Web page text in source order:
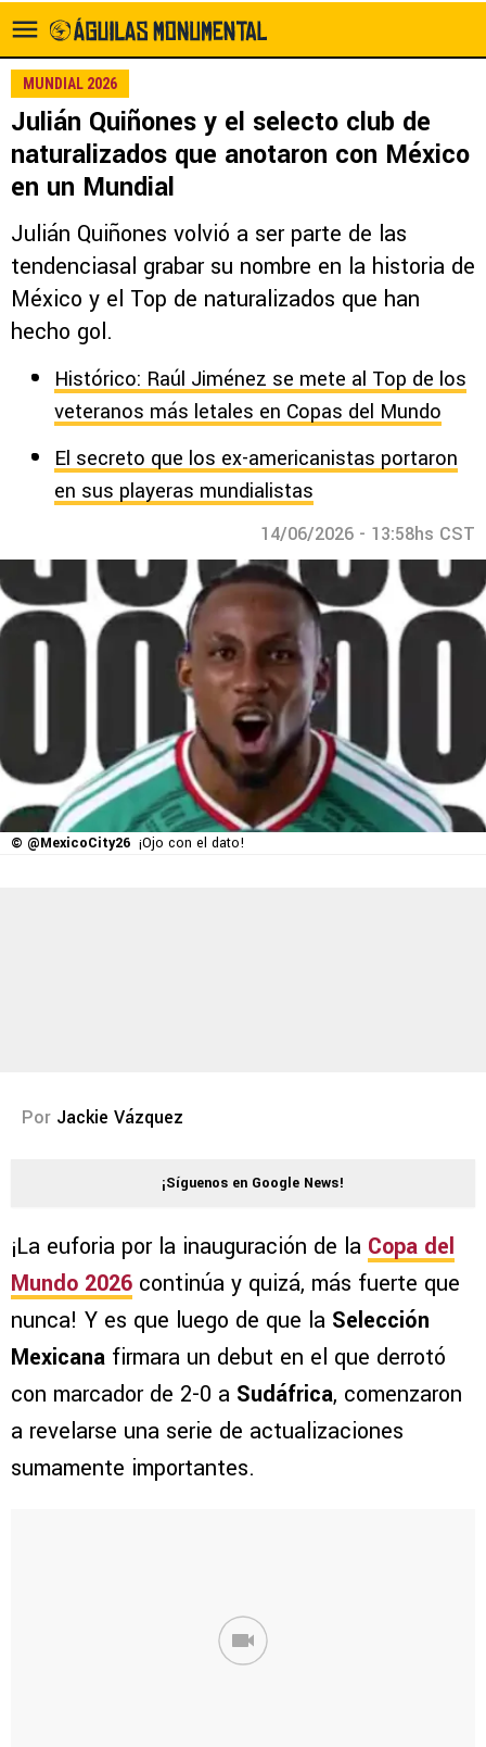
MUNDIAL 2026
Julián Quiñones y el selecto club de
naturalizados que anotaron con México
en un Mundial
Julián Quiñones volvió a ser parte de las
tendenciasal grabar su nombre en la historia de
México y el Top de naturalizados que han
hecho gol.
Histórico: Raúl Jiménez se mete al Top de los
veteranos más letales en Copas del Mundo
El secreto que los ex-americanistas portaron
en sus playeras mundialistas
14/06/2026 - 13:58hs CST
© @MexicoCity26 ¡Ojo con el dato!
Por Jackie Vázquez
¡Síguenos en Google News!
¡La euforia por la inauguración de la Copa del
Mundo 2026 continúa y quizá, más fuerte que
nunca! Y es que luego de que la Selección
Mexicana firmara un debut en el que derrotó
con marcador de 2-0 a Sudáfrica, comenzaron
a revelarse una serie de actualizaciones
sumamente importantes.